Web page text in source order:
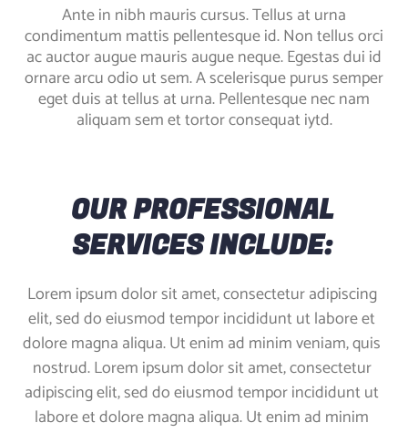
Ante in nibh mauris cursus. Tellus at urna
condimentum mattis pellentesque id. Non tellus orci
ac auctor augue mauris augue neque. Egestas dui id
ornare arcu odio ut sem. A scelerisque purus semper
eget duis at tellus at urna. Pellentesque nec nam
aliquam sem et tortor consequat iytd.
OUR PROFESSIONAL
SERVICES INCLUDE:
Lorem ipsum dolor sit amet, consectetur adipiscing
elit, sed do eiusmod tempor incididunt ut labore et
dolore magna aliqua. Ut enim ad minim veniam, quis
nostrud. Lorem ipsum dolor sit amet, consectetur
adipiscing elit, sed do eiusmod tempor incididunt ut
labore et dolore magna aliqua. Ut enim ad minim